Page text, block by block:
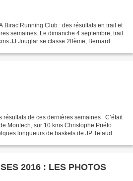
Birac Running Club : des résultats en trail et
semaines. Le dimanche 4 septembre, trail
JJ Jouglar se classe 20ème, Bernard
de ces dernières semaines : C’était
Montech, sur 10 kms Christophe Priéto
longueurs de baskets de JP Tetaud
2016 : LES PHOTOS